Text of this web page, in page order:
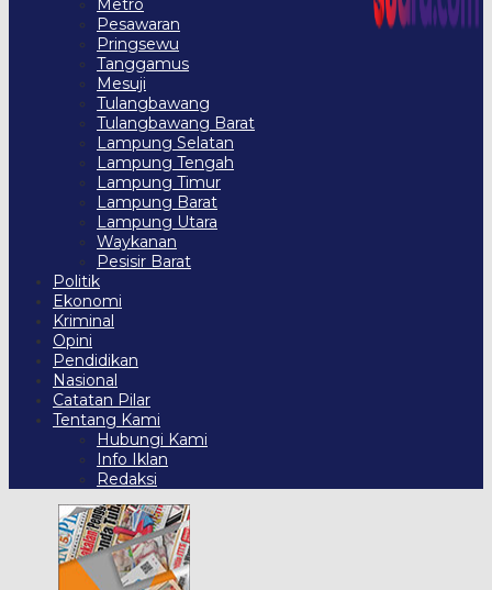
Metro
Pesawaran
Pringsewu
Tanggamus
Mesuji
Tulangbawang
Tulangbawang Barat
Lampung Selatan
Lampung Tengah
Lampung Timur
Lampung Barat
Lampung Utara
Waykanan
Pesisir Barat
Politik
Ekonomi
Kriminal
Opini
Pendidikan
Nasional
Catatan Pilar
Tentang Kami
Hubungi Kami
Info Iklan
Redaksi